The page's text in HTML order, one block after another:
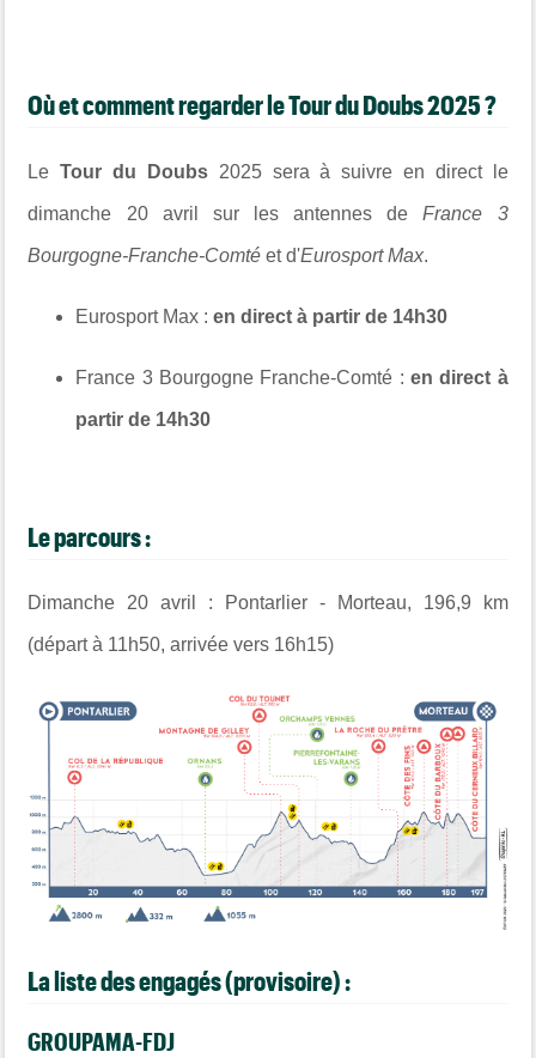
Où et comment regarder le Tour du Doubs2025?
LeTour du Doubs2025 sera à suivre en direct le
dimanche 20 avril sur les antennes deFrance 3
Bourgogne-Franche-Comté etd'Eurosport Max.
Eurosport Max :en direct à partir de 14h30
France 3 Bourgogne Franche-Comté : en direct à
partir de 14h30
Le parcours :
Dimanche 20 avril : Pontarlier - Morteau, 196,9 km
(départ à 11h50, arrivée vers 16h15)
La liste des engagés (provisoire) :
GROUPAMA-FDJ